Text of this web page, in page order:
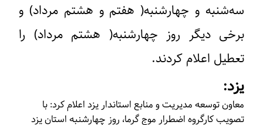
سه‌شنبه و چهارشنبه( هفتم و هشتم مرداد) و
برخی دیگر روز چهارشنبه( هشتم مرداد) را
تعطیل اعلام کردند.
یزد:
معاون توسعه مدیریت و منابع استاندار یزد اعلام کرد: با
تصویب کارگروه اضطرار موج گرما، روز چهارشنبه استان یزد